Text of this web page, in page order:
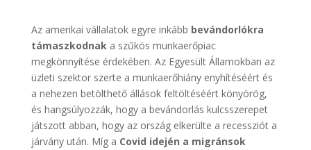
Az amerikai vállalatok egyre inkább bevándorlókra
támaszkodnaka szűkös munkaerőpiac
megkönnyítése érdekében. Az Egyesült Államokban az
üzleti szektor szerte a munkaerőhiány enyhítéséért és
a nehezen betölthető állások feltöltéséért könyörög,
és hangsúlyozzák, hogy a bevándorlás kulcsszerepet
játszott abban, hogy az ország elkerülte a recessziót a
járvány után. Míg a Covid idején a migránsok